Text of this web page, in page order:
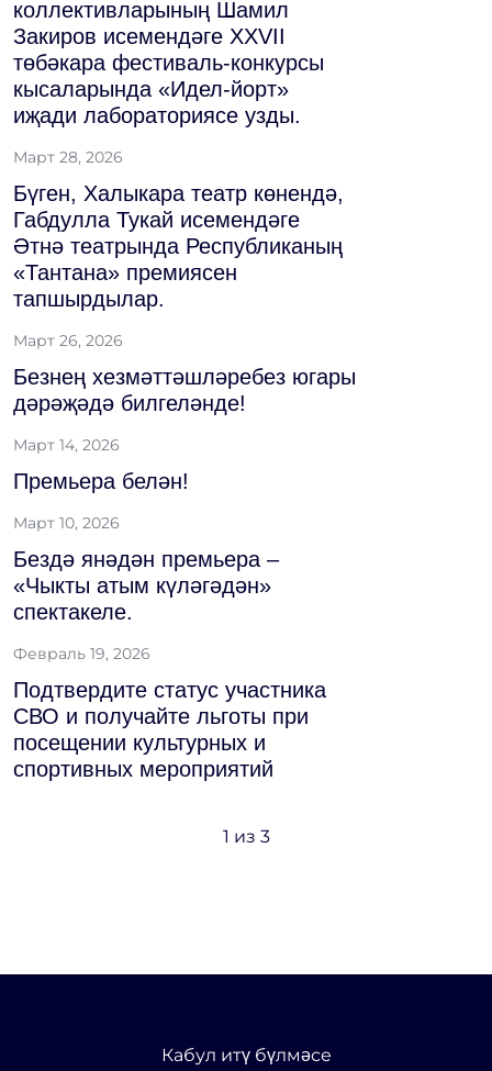
коллективларының Шамил
Закиров исемендәге XXVII
төбәкара фестиваль-конкурсы
кысаларында «Идел-йорт»
иҗади лабораториясе узды.
Март 28, 2026
Бүген, Халыкара театр көнендә,
Габдулла Тукай исемендәге
Әтнә театрында Республиканың
«Тантана» премиясен
тапшырдылар.
Март 26, 2026
Безнең хезмәттәшләребез югары
дәрәҗәдә билгеләнде!
Март 14, 2026
Премьера белән!
Март 10, 2026
Бездә янәдән премьера –
«Чыкты атым күләгәдән»
спектакеле.
Февраль 19, 2026
Подтвердите статус участника
СВО и получайте льготы при
посещении культурных и
спортивных мероприятий
1 из 3
Кабул итү бүлмәсе